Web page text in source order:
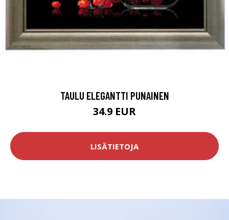
TAULU ELEGANTTI PUNAINEN
34.9 EUR
LISÄTIETOJA